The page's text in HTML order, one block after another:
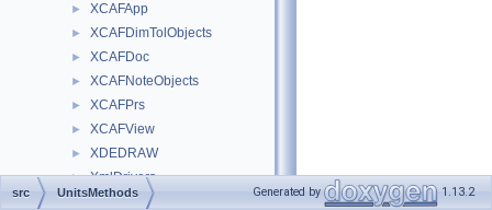
► XCAFApp
► XCAFDimTolObjects
► XCAFDoc
► XCAFNoteObjects
► XCAFPrs
► XCAFView
► XDEDRAW
► XmlDrivers
► XmlLDrivers
src UnitsMethods Generated by 1.13.2